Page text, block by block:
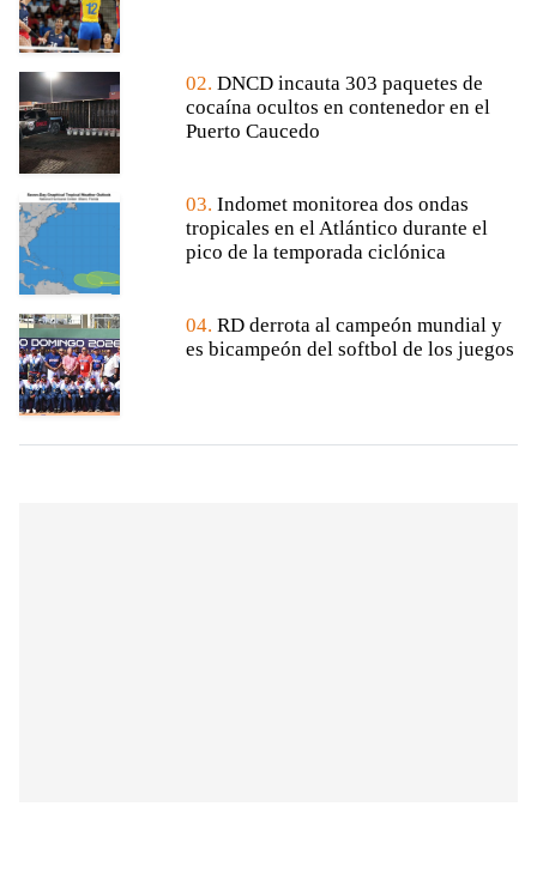
02. DNCD incauta 303 paquetes de
cocaína ocultos en contenedor en el
Puerto Caucedo
03. Indomet monitorea dos ondas
tropicales en el Atlántico durante el
pico de la temporada ciclónica
04. RD derrota al campeón mundial y
es bicampeón del softbol de los juegos